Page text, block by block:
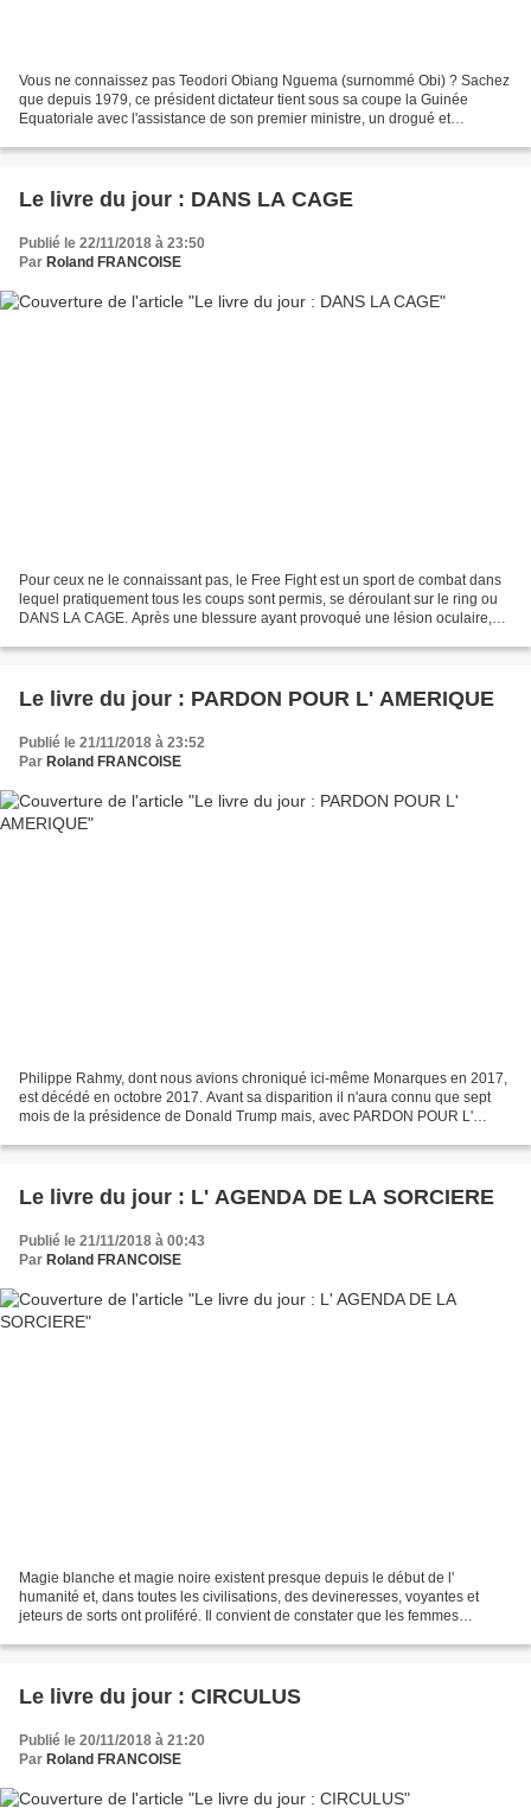
Vous ne connaissez pas Teodori Obiang Nguema (surnommé Obi) ? Sachez
que depuis 1979, ce président dictateur tient sous sa coupe la Guinée
Equatoriale avec l'assistance de son premier ministre, un drogué et
Le livre du jour : DANS LA CAGE
Publié le 22/11/2018 à 23:50
Par Roland FRANCOISE
Pour ceux ne le connaissant pas, le Free Fight est un sport de combat dans
lequel pratiquement tous les coups sont permis, se déroulant sur le ring ou
DANS LA CAGE. Après une blessure ayant provoqué une lésion oculaire,
Le livre du jour : PARDON POUR L' AMERIQUE
Publié le 21/11/2018 à 23:52
Par Roland FRANCOISE
Philippe Rahmy, dont nous avions chroniqué ici-même Monarques en 2017,
est décédé en octobre 2017. Avant sa disparition il n'aura connu que sept
mois de la présidence de Donald Trump mais, avec PARDON POUR L'
Le livre du jour : L' AGENDA DE LA SORCIERE
Publié le 21/11/2018 à 00:43
Par Roland FRANCOISE
Magie blanche et magie noire existent presque depuis le début de l'
humanité et, dans toutes les civilisations, des devineresses, voyantes et
jeteurs de sorts ont proliféré. Il convient de constater que les femmes
Le livre du jour : CIRCULUS
Publié le 20/11/2018 à 21:20
Par Roland FRANCOISE